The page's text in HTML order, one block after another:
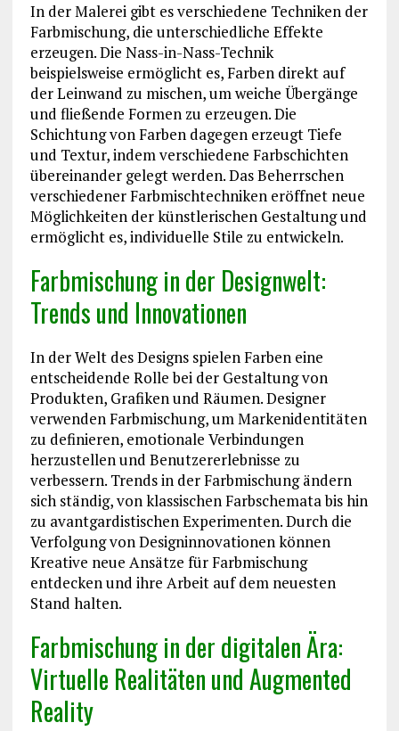
In der Malerei gibt es verschiedene Techniken der
Farbmischung, die unterschiedliche Effekte
erzeugen. Die Nass-in-Nass-Technik
beispielsweise ermöglicht es, Farben direkt auf
der Leinwand zu mischen, um weiche Übergänge
und fließende Formen zu erzeugen. Die
Schichtung von Farben dagegen erzeugt Tiefe
und Textur, indem verschiedene Farbschichten
übereinander gelegt werden. Das Beherrschen
verschiedener Farbmischtechniken eröffnet neue
Möglichkeiten der künstlerischen Gestaltung und
ermöglicht es, individuelle Stile zu entwickeln.
Farbmischung in der Designwelt:
Trends und Innovationen
In der Welt des Designs spielen Farben eine
entscheidende Rolle bei der Gestaltung von
Produkten, Grafiken und Räumen. Designer
verwenden Farbmischung, um Markenidentitäten
zu definieren, emotionale Verbindungen
herzustellen und Benutzererlebnisse zu
verbessern. Trends in der Farbmischung ändern
sich ständig, von klassischen Farbschemata bis hin
zu avantgardistischen Experimenten. Durch die
Verfolgung von Designinnovationen können
Kreative neue Ansätze für Farbmischung
entdecken und ihre Arbeit auf dem neuesten
Stand halten.
Farbmischung in der digitalen Ära:
Virtuelle Realitäten und Augmented
Reality